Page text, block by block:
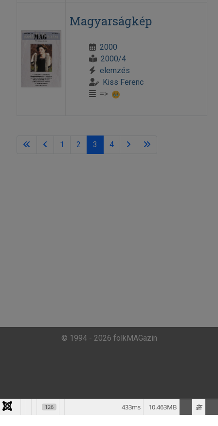
Magyarságkép
2000
2000/4
elemzés
Kiss Ferenc
=>
1 2 3 4
© 1994 - 2026 folkMAGazin
126 10.463MB
433ms